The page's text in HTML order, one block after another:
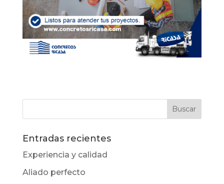
Entradas recientes
Experiencia y calidad
Aliado perfecto